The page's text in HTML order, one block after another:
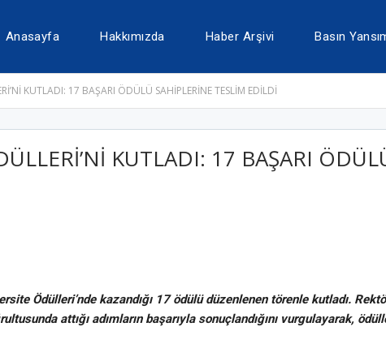
Anasayfa
Hakkımızda Haber Arşivi Basın
KUTLADI: 17 BAŞARI ÖDÜLÜ SAHİPLERİNE TESLİM EDİLDİ
KUTLADI: 17 BAŞARI
Ödülleri’nde kazandığı 17 ödülü düzenlenen törenle kutladı.
attığı adımların başarıyla sonuçlandığını vurgulayarak,